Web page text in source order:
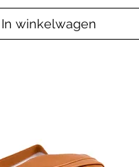
In winkelwagen